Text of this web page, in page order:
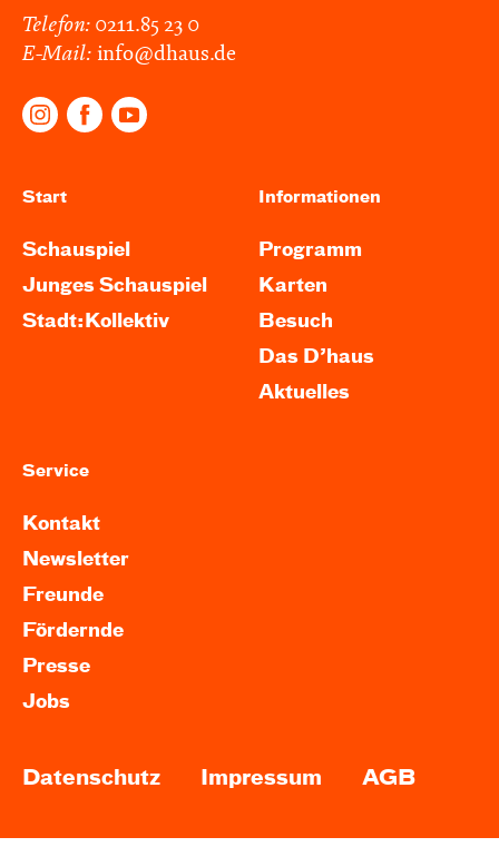
Telefon: 0211.85 23 0
E-Mail: info@dhaus.de
Start
Schauspiel
Junges Schauspiel
Stadt:Kollektiv
Informationen
Programm
Karten
Besuch
Das D’haus
Aktuelles
Service
Kontakt
Newsletter
Freunde
Fördernde
Presse
Jobs
Datenschutz Impressum AGB